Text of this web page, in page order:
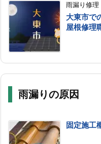
雨漏り修理
大東市で
屋根修理
雨漏りの原因
固定施工